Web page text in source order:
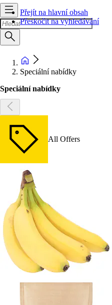
Přejít na hlavní obsah
Přeskočit na vyhledávání
Speciální nabídky
Speciální nabídky
All Offers